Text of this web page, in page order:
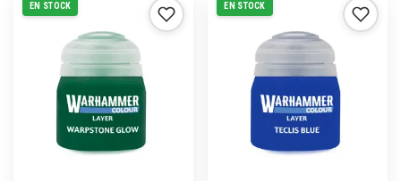
EN STOCK EN STOCK